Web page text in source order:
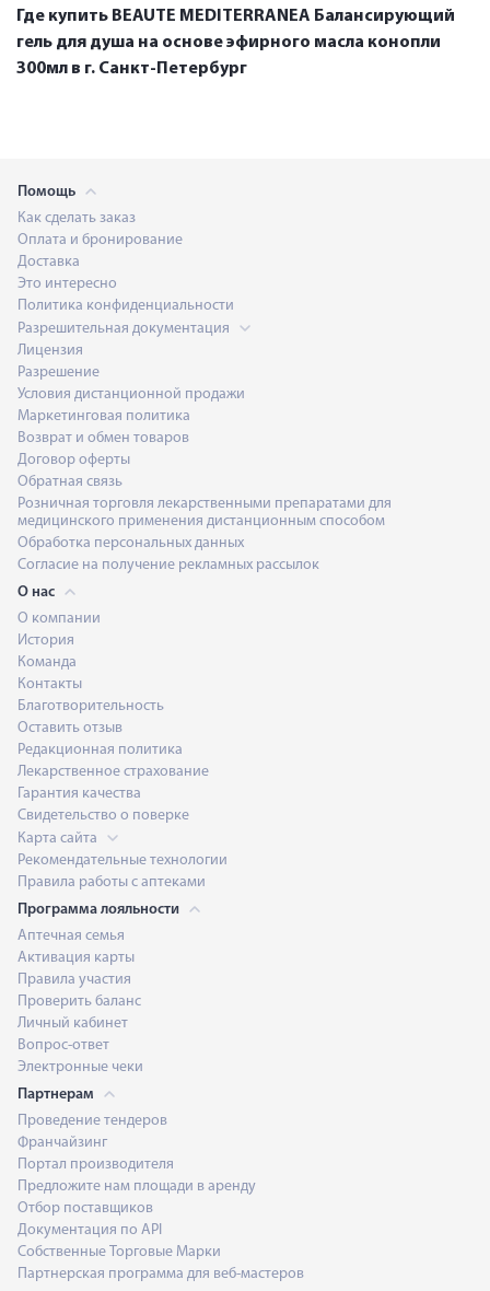
Где купить BEAUTE MEDITERRANEA Балансирующий
гель для душа на основе эфирного масла конопли
300мл в г. Санкт-Петербург
Помощь
Как сделать заказ
Оплата и бронирование
Доставка
Это интересно
Политика конфиденциальности
Разрешительная документация
Лицензия
Разрешение
Условия дистанционной продажи
Маркетинговая политика
Возврат и обмен товаров
Договор оферты
Обратная связь
Розничная торговля лекарственными препаратами для
медицинского применения дистанционным способом
Обработка персональных данных
Согласие на получение рекламных рассылок
О нас
О компании
История
Команда
Контакты
Благотворительность
Оставить отзыв
Редакционная политика
Лекарственное страхование
Гарантия качества
Свидетельство о поверке
Карта сайта
Рекомендательные технологии
Правила работы с аптеками
Программа лояльности
Аптечная семья
Активация карты
Правила участия
Проверить баланс
Личный кабинет
Вопрос-ответ
Электронные чеки
Партнерам
Проведение тендеров
Франчайзинг
Портал производителя
Предложите нам площади в аренду
Отбор поставщиков
Документация по API
Собственные Торговые Марки
Партнерская программа для веб-мастеров